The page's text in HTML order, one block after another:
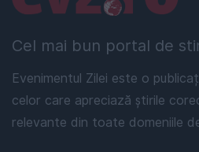
Cel mai bun portal de
Evenimentul Zilei este o
celor care apreciază știrile
relevante din toate domeniile